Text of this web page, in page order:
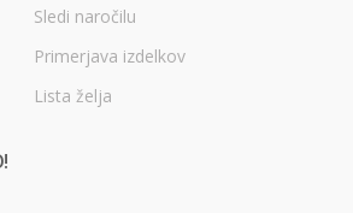
Sledi naročilu
Primerjava izdelkov
Lista želja